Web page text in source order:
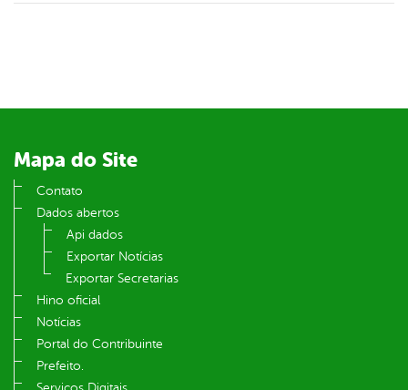
Mapa do Site
Contato
Dados abertos
Api dados
Exportar Notícias
Exportar Secretarias
Hino oficial
Notícias
Portal do Contribuinte
Prefeito.